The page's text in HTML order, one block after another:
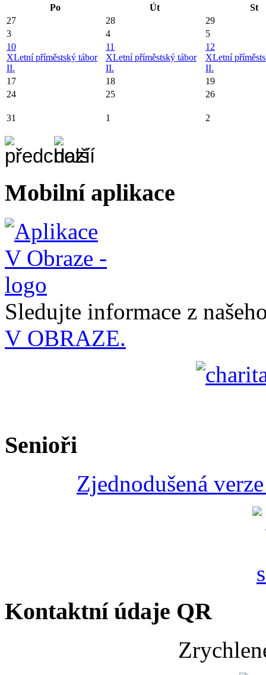
Po Út
St
27
28
29
3
4
5
10
XLetní příměstský tábor
II.
11
XLetní příměstský tábor
II.
12
XLetní
II.
17
18
19
24
25 26
31 1 2
Mobilní aplikace
Sledujte informace z
V OBRAZE.
Senioři
Zjednodušená
Kontaktní údaje QR